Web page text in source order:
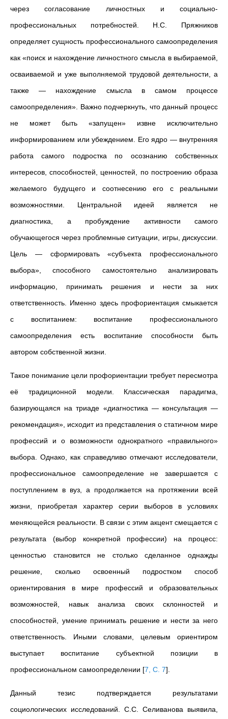
через согласование личностных и социально-
профессиональных потребностей. Н.С. Пряжников
определяет сущность профессионального самоопределения
как «поиск и нахождение личностного смысла в выбираемой,
осваиваемой и уже выполняемой трудовой деятельности, а
также — нахождение смысла в самом процессе
самоопределения». Важно подчеркнуть, что данный процесс
не может быть «запущен» извне исключительно
информированием или убеждением. Его ядро — внутренняя
работа самого подростка по осознанию собственных
интересов, способностей, ценностей, по построению образа
желаемого будущего и соотнесению его с реальными
возможностями. Центральной идеей является не
диагностика, а пробуждение активности самого
обучающегося через проблемные ситуации, игры, дискуссии.
Цель — сформировать «субъекта профессионального
выбора», способного самостоятельно анализировать
информацию, принимать решения и нести за них
ответственность. Именно здесь профориентация смыкается
с воспитанием: воспитание профессионального
самоопределения есть воспитание способности быть
автором собственной жизни.
Такое понимание цели профориентации требует пересмотра
её традиционной модели. Классическая парадигма,
базирующаяся на триаде «диагностика — консультация —
рекомендация», исходит из представления о статичном мире
профессий и о возможности однократного «правильного»
выбора. Однако, как справедливо отмечают исследователи,
профессиональное самоопределение не завершается с
поступлением в вуз, а продолжается на протяжении всей
жизни, приобретая характер серии выборов в условиях
меняющейся реальности. В связи с этим акцент смещается с
результата (выбор конкретной профессии) на процесс:
ценностью становится не столько сделанное однажды
решение, сколько освоенный подростком способ
ориентирования в мире профессий и образовательных
возможностей, навык анализа своих склонностей и
способностей, умение принимать решение и нести за него
ответственность. Иными словами, целевым ориентиром
выступает воспитание субъектной позиции в
профессиональном самоопределении [7, С. 7]
Данный тезис подтверждается результатами
социологических исследований. С.С. Селиванова выявила,